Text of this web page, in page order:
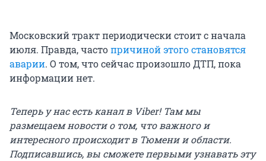
Московский тракт периодически стоит с начала
июля. Правда, частопричиной этого становятся
аварии. О том, что сейчас произошло ДТП, пока
информации нет.
Теперь у нас есть канал в Viber! Там мы
размещаем новости о том, что важного и
интересного происходит в Тюмени и области.
Подписавшись, вы сможете первыми узнавать эту